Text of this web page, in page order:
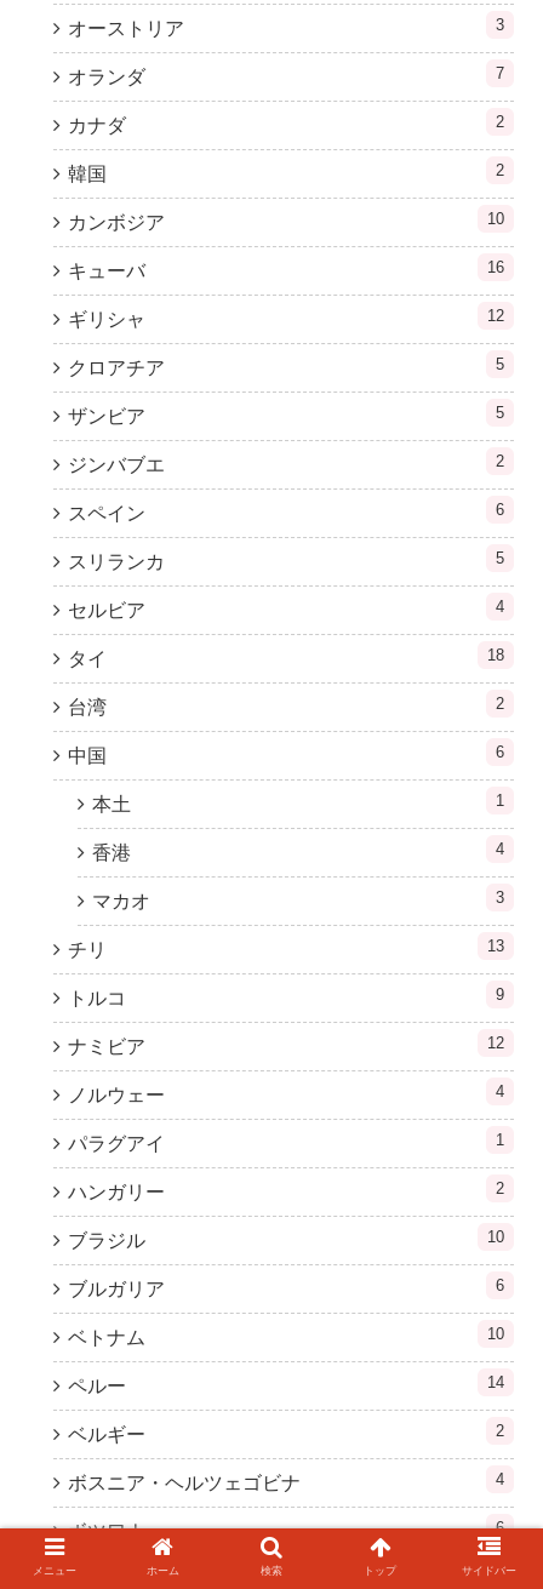
オーストリア 3
オランダ 7
カナダ 2
韓国 2
カンボジア 10
キューバ 16
ギリシャ 12
クロアチア 5
ザンビア 5
ジンバブエ 2
スペイン 6
スリランカ 5
セルビア 4
タイ 18
台湾 2
中国 6
本土 1
香港 4
マカオ 3
チリ 13
トルコ 9
ナミビア 12
ノルウェー 4
パラグアイ 1
ハンガリー 2
ブラジル 10
ブルガリア 6
ベトナム 10
ペルー 14
ベルギー 2
ボスニア・ヘルツェゴビナ 4
ボツワナ 6
ポーランド 3
メニュー ホーム 検索 トップ サイドバー